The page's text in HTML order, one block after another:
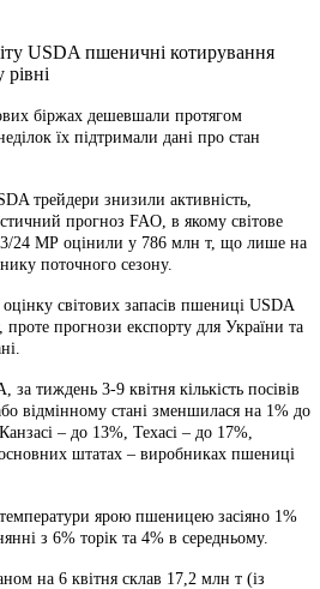
біржах дешевшали протягом
їх підтримали дані про стан
трейдери знизили активність,
прогноз FAO, в якому світове
24 МР оцінили у 786 млн т, що лише на
поточного сезону.
світових запасів пшениці USDA
прогнози експорту для України та
тиждень 3-9 квітня кількість посівів
відмінному стані зменшилася на 1% до
– до 13%, Техасі – до 17%,
штатах – виробниках пшениці
ярою пшеницею засіяно 1%
з 6% торік та 4% в середньому.
на 6 квітня склав 17,2 млн т (із